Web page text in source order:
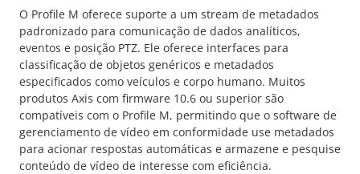
O Profile M oferece suporte a um stream de metadados
padronizado para comunicação de dados analíticos,
eventos e posição PTZ. Ele oferece interfaces para
classificação de objetos genéricos e metadados
especificados como veículos e corpo humano. Muitos
produtos Axis com firmware 10.6 ou superior são
compatíveis com o Profile M, permitindo que o software de
gerenciamento de vídeo em conformidade use metadados
para acionar respostas automáticas e armazene e pesquise
conteúdo de vídeo de interesse com eficiência.